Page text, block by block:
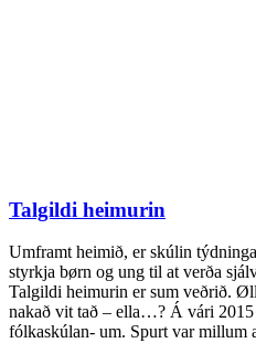
Talgildi heimurin
Umframt heimið, er skúlin
styrkja børn og ung til at verða
Talgildi heimurin er sum veðrið.
nakað vit tað – ella…? Á vári
fólkaskúlan- um. Spurt var millum